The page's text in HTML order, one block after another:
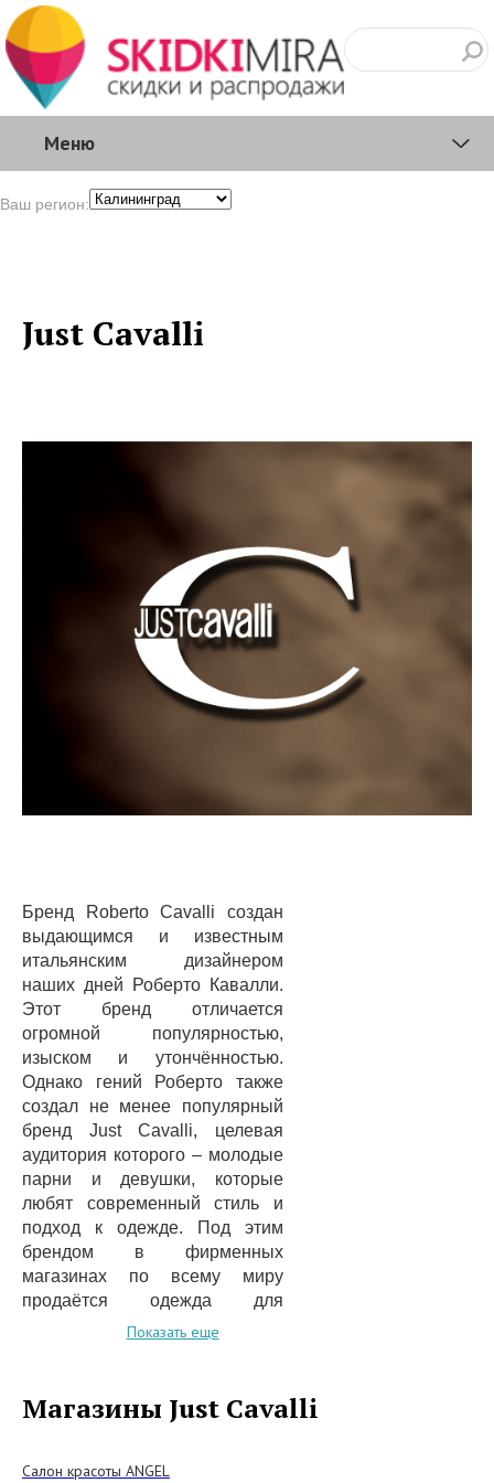
Меню
Ваш регион:
Just Cavalli
Бренд Roberto Cavalli создан
выдающимся и известным
итальянским дизайнером
наших дней Роберто Кавалли.
Этот бренд отличается
огромной популярностью,
изыском и утончённостью.
Однако гений Роберто также
создал не менее популярный
бренд Just Cavalli, целевая
аудитория которого – молодые
парни и девушки, которые
любят современный стиль и
подход к одежде. Под этим
брендом в фирменных
магазинах по всему миру
продаётся одежда для
уверенных мужчин и
рубашки, брюки. Также есть
большой ассортимент
парфюмерной продукции и
Показать еще
Магазины Just Cavalli
Салон красоты ANGEL